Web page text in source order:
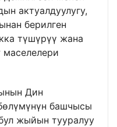
актуалдуулугу,
берилген
түшүрүү жана
Дин
башчысы
жыйын тууралуу